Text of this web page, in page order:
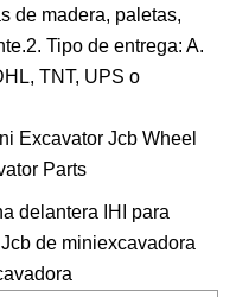
de madera, paletas,
Tipo de entrega: A.
TNT, UPS o
delantera IHI para
de miniexcavadora